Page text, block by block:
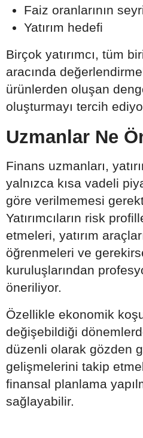
Faiz oranlarının
Yatırım hedefi
Birçok yatırımcı, tüm
aracında
ürünlerden oluşan
oluşturmayı tercih
Uzmanlar Ne
Finans uzmanları,
yalnızca kısa vadeli
göre verilmemesi
Yatırımcıların risk
etmeleri, yatırım
öğrenmeleri ve
kuruluşlarından
öneriliyor.
Özellikle ekonomik
değişebildiği
düzenli olarak gözden
gelişmelerini takip
finansal planlama
sağlayabilir.